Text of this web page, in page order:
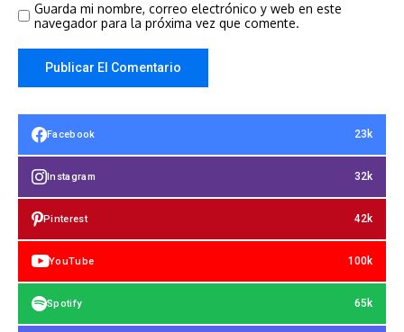
Guarda mi nombre, correo electrónico y web en este
navegador para la próxima vez que comente.
Facebook 23k
Instagram 32k
Pinterest 42k
YouTube 100k
Spotify 65k